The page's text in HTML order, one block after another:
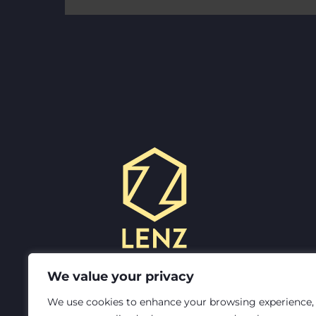
We value your privacy
We use cookies to enhance your browsing experience,